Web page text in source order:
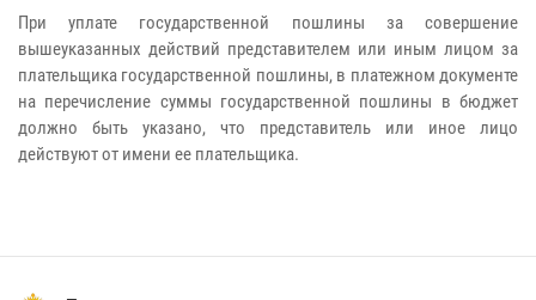
При уплате государственной пошлины за совершение
вышеуказанных действий представителем или иным лицом за
плательщика государственной пошлины, в платежном документе
на перечисление суммы государственной пошлины в бюджет
должно быть указано, что представитель или иное лицо
действуют от имени ее плательщика.